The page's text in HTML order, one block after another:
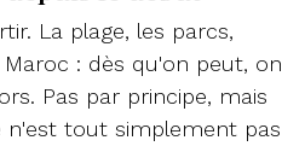
La plage, les parcs,
: dès qu'on peut, on
Pas par principe, mais
n'est tout simplement pas